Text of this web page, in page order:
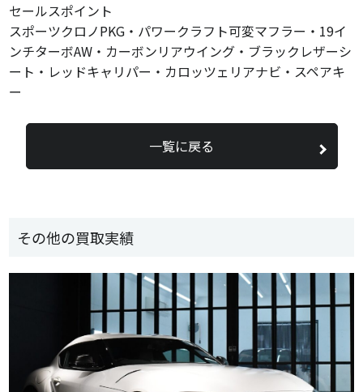
その他の買取実績
セールスポイント
スポーツクロノPKG・パワークラフト可変マフラー・19イ
ンチターボAW・カーボンリアウイング・ブラックレザーシ
ート・レッドキャリパー・カロッツェリアナビ・スペアキ
ー
一覧に戻る